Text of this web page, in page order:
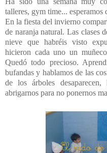
talleres, gym time... esperamos
En la fiesta del invierno
de naranja natural. Las clases
nieve que habréis visto
hicieron cada uno un
Quedó todo precioso.
bufandas y hablamos de las
de los árboles
abrigarnos para no ponernos